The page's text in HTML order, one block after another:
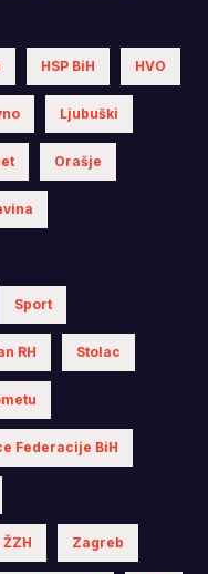
HSP BiH HVO
Ljubuški
Orašje
Sport
RH Stolac
Federacije BiH
Zagreb